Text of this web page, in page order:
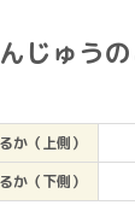
じゅう
か（上側）
か（下側）